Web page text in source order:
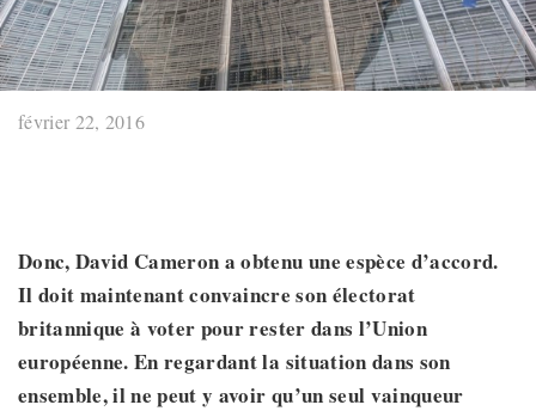
février 22, 2016
Donc, David Cameron a obtenu une espèce d’accord.
Il doit maintenantconvaincre son électorat
britannique à voter pour rester dans l’Union
européenne. En regardant la situation dans son
ensemble, il ne peut y avoir qu’un seul vainqueur